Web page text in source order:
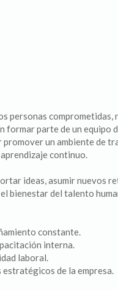
personas
formar parte de un equipo
un ambiente de
continuo.
ideas, asumir nuevos
bienestar del talento
constante.
interna.
laboral.
de la empresa.